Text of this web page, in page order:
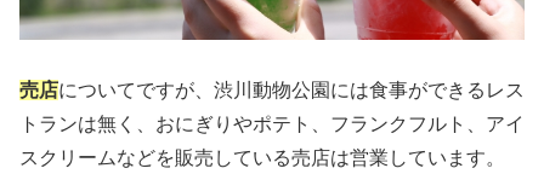
売店についてですが、渋川動物公園には食事ができるレス
トランは無く、おにぎりやポテト、フランクフルト、アイ
スクリームなどを販売している売店は営業しています。